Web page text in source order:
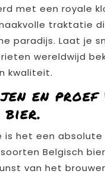
met een royale
traktatie
paradijs. Laat je
wereldwijd
kwaliteit.
en proef
is het een
Belgisch
van het